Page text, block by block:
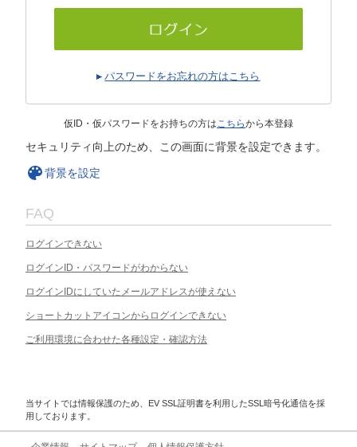
パスワードをお忘れの方はこちら
仮ID・仮パスワードをお持ちの方はこちらから本登録
セキュリティ向上のため、この画面に背景を設定できます。
背景を設定
FAQ
ログインできない
ログインID・パスワードがわからない
ログインIDにしていたメールアドレスが使えない
ショートカットアイコンからログインできない
ご利用環境に合わせた各種設定・確認方法
当サイトでは情報保護のため、EV SSL証明書を利用したSSL暗号化通信を採
用しております。